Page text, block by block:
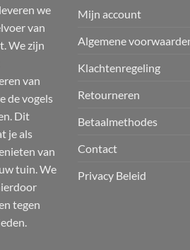
we
van
We zijn
van
de vogels
Dit
je als
van
tuin. We
tegen
Mijn account
Algemene
Klachtenregeling
Retourneren
Betaalmethodes
Contact
Privacy Beleid